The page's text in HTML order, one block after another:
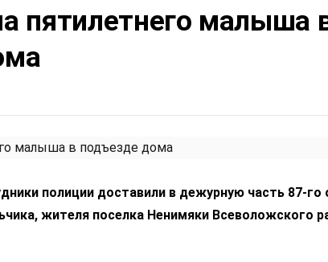
пятилетнего малыша
полиции доставили в дежурную часть 87-го
жителя поселка Ненимяки Всеволожского